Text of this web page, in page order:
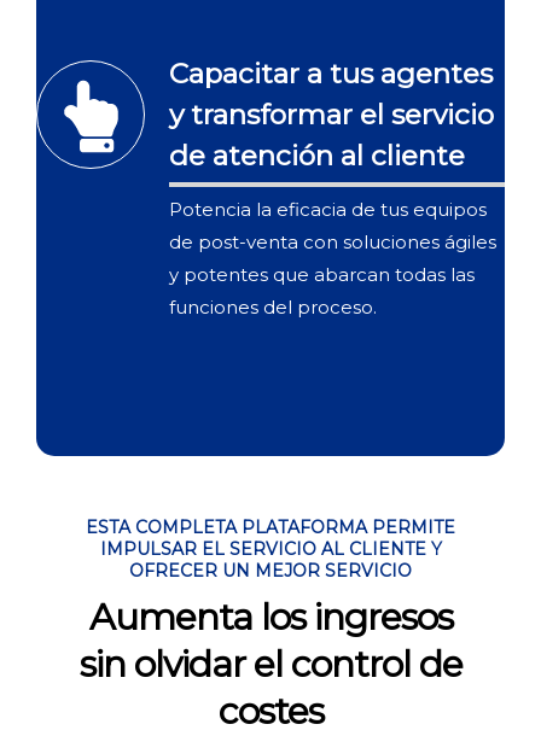
Capacitar a tus agentes
y transformar el servicio
de atención al cliente
Potencia la eficacia de tus equipos
de post-venta con soluciones ágiles
y potentes que abarcan todas las
funciones del proceso.
ESTA COMPLETA PLATAFORMA PERMITE
IMPULSAR EL SERVICIO AL CLIENTE Y
OFRECER UN MEJOR SERVICIO
Aumenta los ingresos
sin olvidar el control de
costes